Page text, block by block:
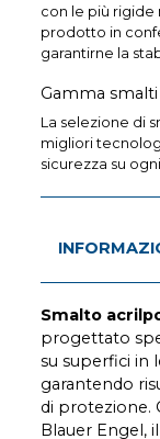
con le più rigide
prodotto in
garantirne la
Gamma
La selezione di
migliori
sicurezza su
Smalto
progettato
su superfici in
garantendo
di protezione.
Blauer Engel,